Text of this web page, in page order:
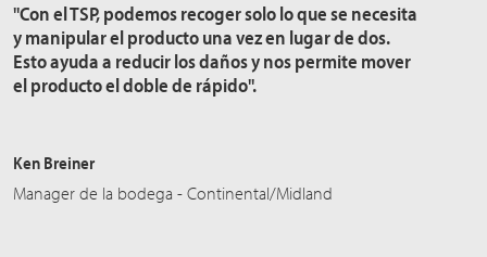
"Con el TSP, podemos recoger solo lo que se necesita
y manipular el producto una vez en lugar de dos.
Esto ayuda a reducir los daños y nos permite mover
el producto el doble de rápido".
Ken Breiner
Manager de la bodega - Continental/Midland